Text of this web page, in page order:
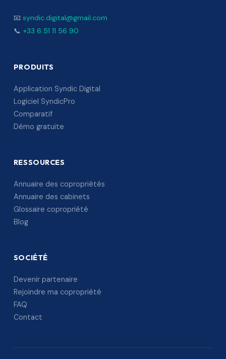
📧 syndic.digital@gmail.com
📞 +33 6 51 11 56 90
PRODUITS
Application Syndic Digital
Logiciel SyndicPro
Comparatif
Démo gratuite
RESSOURCES
Annuaire des copropriétés
Annuaire des cabinets
Glossaire copropriété
Blog
SOCIÉTÉ
Devenir partenaire
Rejoindre ma copropriété
FAQ
Contact